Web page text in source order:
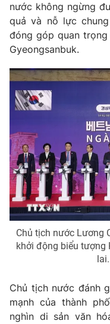
nước không ngừng
quả và nỗ lực
đóng góp quan
Gyeongsanbuk.
Chủ tịch nước Lương
khởi động biểu tượng
Chủ tịch nước đánh
mạnh của thành
nghìn di sản văn